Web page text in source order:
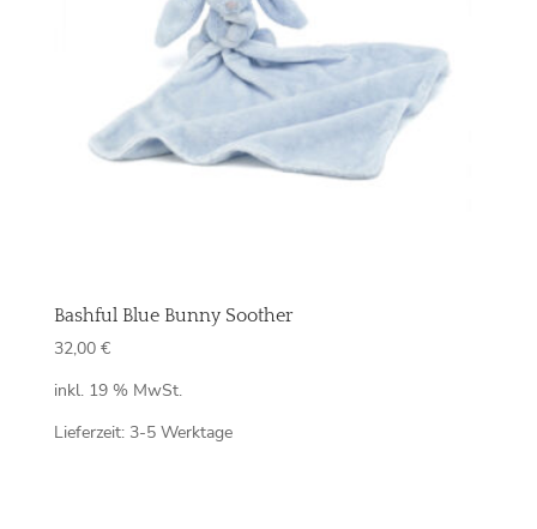
Bashful Blue Bunny Soother
32,00 €
inkl. 19 % MwSt.
Lieferzeit: 3-5 Werktage